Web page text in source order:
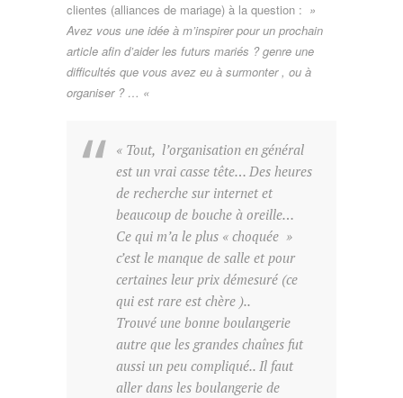
clientes (alliances de mariage) à la question : »
Avez vous une idée à m’inspirer pour un prochain
article afin d’aider les futurs mariés ? genre une
difficultés que vous avez eu à surmonter , ou à
organiser ? … «
« Tout, l’organisation en général
est un vrai casse tête… Des heures
de recherche sur internet et
beaucoup de bouche à oreille…
Ce qui m’a le plus « choquée »
c’est le manque de salle et pour
certaines leur prix démesuré (ce
qui est rare est chère )..
Trouvé une bonne boulangerie
autre que les grandes chaînes fut
aussi un peu compliqué.. Il faut
aller dans les boulangerie de